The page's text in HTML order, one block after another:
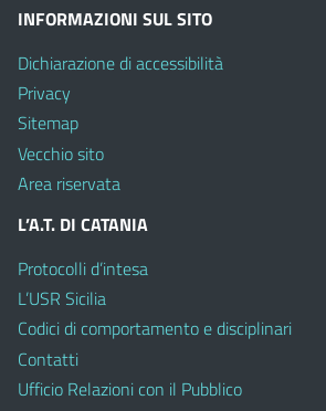
INFORMAZIONI SUL SITO
Dichiarazione di accessibilità
Privacy
Sitemap
Vecchio sito
Area riservata
L’A.T. DI CATANIA
Protocolli d’intesa
L’USR Sicilia
Codici di comportamento e disciplinari
Contatti
Ufficio Relazioni con il Pubblico